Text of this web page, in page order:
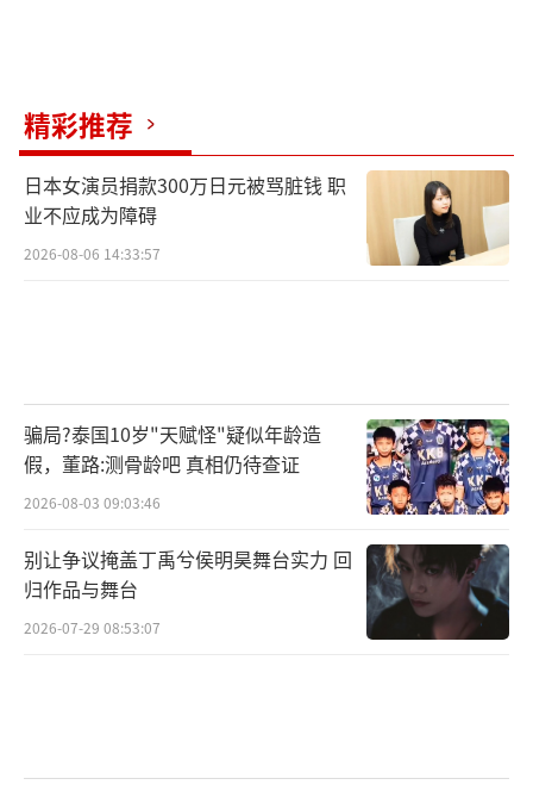
精彩推荐
日本女演员捐款300万日元被骂脏钱 职
业不应成为障碍
2026-08-06 14:33:57
骗局?泰国10岁"天赋怪"疑似年龄造
假，董路:测骨龄吧 真相仍待查证
2026-08-03 09:03:46
别让争议掩盖丁禹兮侯明昊舞台实力 回
归作品与舞台
2026-07-29 08:53:07